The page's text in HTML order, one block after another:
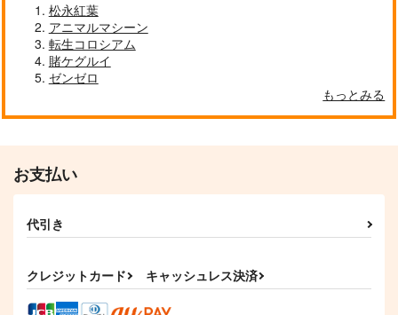
松永紅葉
アニマルマシーン
転生コロシアム
賭ケグルイ
ゼンゼロ
もっとみる
お支払い
代引き
クレジットカード キャッシュレス決済